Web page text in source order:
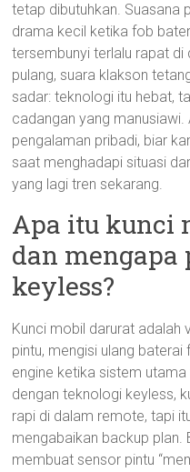
tetap dibutuhkan. Suasana
drama kecil ketika fob
tersembunyi terlalu rapat di
pulang, suara klakson
sadar: teknologi itu hebat,
cadangan yang manusiawi.
pengalaman pribadi, biar
saat menghadapi situasi
yang lagi tren sekarang.
Apa itu kunci
dan mengapa
keyless?
Kunci mobil darurat adalah
pintu, mengisi ulang
engine ketika sistem
dengan teknologi keyless,
rapi di dalam remote, tapi
mengabaikan backup
membuat sensor pintu